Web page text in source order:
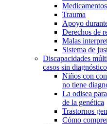
Trauma
Apoyo
Derechos de
Malas
Sistema de
Discapacidades
casos sin diagnóstico
Niños con
no tiene
La odisea
de la genética
Trastornos
Cómo